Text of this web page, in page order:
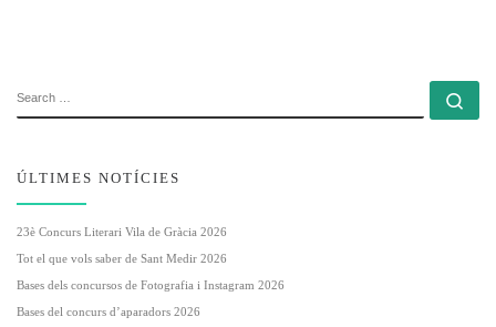
ÚLTIMES NOTÍCIES
23è Concurs Literari Vila de Gràcia 2026
Tot el que vols saber de Sant Medir 2026
Bases dels concursos de Fotografia i Instagram 2026
Bases del concurs d’aparadors 2026